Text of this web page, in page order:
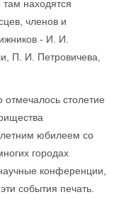
находятся
членов и
- И. И.
П. И. Петровичева,
столетие
юбилеем со
городах
конференции,
события печать.